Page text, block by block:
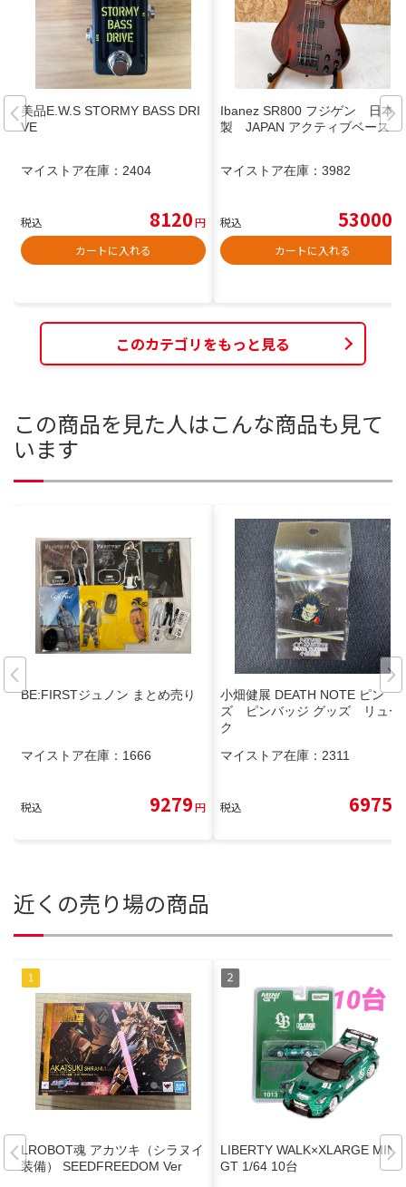
美品E.W.S STORMY BASS DRI
VE
マイストア在庫： 2404
税込 8120円
カートに入れる
Ibanez SR800 フジゲン 日本
製 JAPAN アクティブベース
マイストア在庫： 3982
税込 53000
カートに入れる
このカテゴリをもっと見る
この商品を見た人はこんな商品も見て
います
BE:FIRSTジュノン まとめ売り
マイストア在庫： 1666
税込 9279円
小畑健展 DEATH NOTE ピン
ズ ピンバッジ グッズ リュー
ク
マイストア在庫： 2311
税込 6975
近くの売り場の商品
LROBOT魂 アカツキ（シラヌイ
装備） SEEDFREEDOM Ver
LIBERTY WALK×XLARGE MINI
GT 1/64 10台